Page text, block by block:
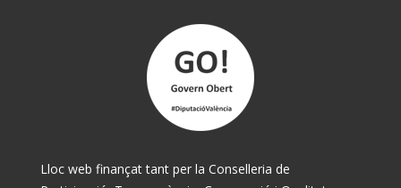
Lloc web finançat tant per la Conselleria de